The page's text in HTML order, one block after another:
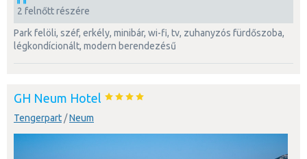
2 felnőtt részére
park felöli, széf, erkély, minibár, wi-fi, tv, zuhanyzós fürdőszoba,
légkondícionált, modern berendezésű
GH Neum Hotel
Tengerpart /Neum